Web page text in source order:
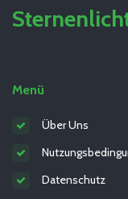
Menü
Über Uns
Datenschutz